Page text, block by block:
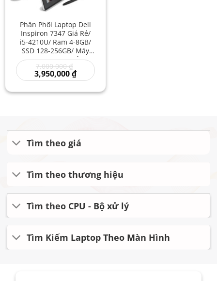
Phân Phối Laptop Dell
Inspiron 7347 Giá Rẻ/
i5-4210U/ Ram 4-8GB/
SSD 128-256GB/ Máy
Tính Xách Tay/ Nhỏ Gọn
Giá Rẻ/ Laptop Dell Nhẹ
Cho Học Sinh
7,000,000₫
gốc
là:
3,950,000₫Giá
hiện
là:
Tìm theo giá
Tìm theo thương hiệu
Tìm theo CPU - Bộ xử lý
Tìm Kiếm Laptop Theo Màn Hình